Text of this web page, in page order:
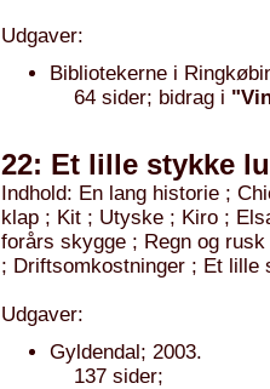
Udgaver:
Bibliotekerne i
64 sider; bidrag i
22: Et lille stykke
Indhold: En lang historie ;
klap ; Kit ; Utyske ; Kiro ;
forårs skygge ; Regn og
; Driftsomkostninger ; Et lille
Udgaver:
Gyldendal; 2003.
137 sider;